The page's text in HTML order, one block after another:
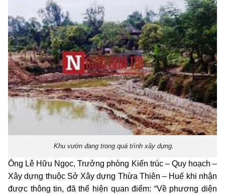
Khu vườn đang trong quá trình xây dựng.
Ông Lê Hữu Ngọc, Trưởng phòng Kiến trúc – Quy hoạch –
Xây dựng thuộc Sở Xây dựng Thừa Thiên – Huế khi nhận
được thông tin, đã thể hiện quan điểm: “Về phương diện